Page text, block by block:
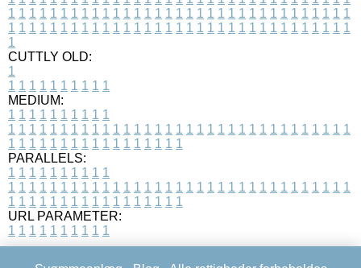
1 1 1 1 1 1 1 1 1 1 1 1 1 1 1 1 1 1 1 1 1 1 1 1 1 1 1 1 1 1 1 1 1
1 1 1 1 1 1 1 1 1 1 1 1 1 1 1 1 1 1 1 1 1 1 1 1 1 1 1 1 1 1 1 1 1
1
CUTTLY OLD:
1
1 1 1 1 1 1 1 1 1 1
MEDIUM:
1 1 1 1 1 1 1 1 1 1
1 1 1 1 1 1 1 1 1 1 1 1 1 1 1 1 1 1 1 1 1 1 1 1 1 1 1 1 1 1 1 1 1
1 1 1 1 1 1 1 1 1 1 1 1 1 1 1 1 1
PARALLELS:
1 1 1 1 1 1 1 1 1 1
1 1 1 1 1 1 1 1 1 1 1 1 1 1 1 1 1 1 1 1 1 1 1 1 1 1 1 1 1 1 1 1 1
1 1 1 1 1 1 1 1 1 1 1 1 1 1 1 1 1
URL PARAMETER:
1 1 1 1 1 1 1 1 1 1